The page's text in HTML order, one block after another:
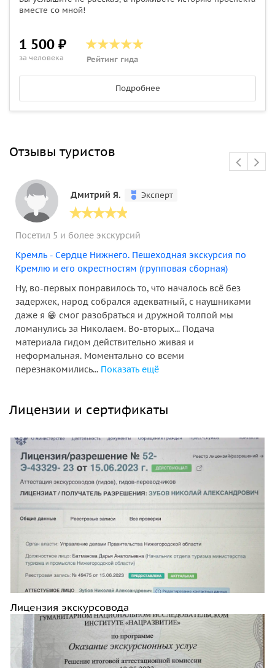
вместе со мной!
1 500 ₽
за человека Рейтинг гида
Подробнее
Отзывы туристов
Дмитрий Я. Эксперт
Посетил 5 и более экскурсий
Кремль - Сердце Нижнего. Пешеходная экскурсия по
Кремлю и его окрестностям (групповая сборная)
Ну, во-первых понравилось то, что началось всё без
задержек, народ собрался адекватный, с наушниками
даже я 😁 смог разобраться и дружной толпой мы
ломанулись за Николаем. Во-вторых... Подача
материала гидом действительно живая и
неформальная. Моментально со всеми
перезнакомились... Показать ещё
Лицензии и сертификаты
Лицензия экскурсовода